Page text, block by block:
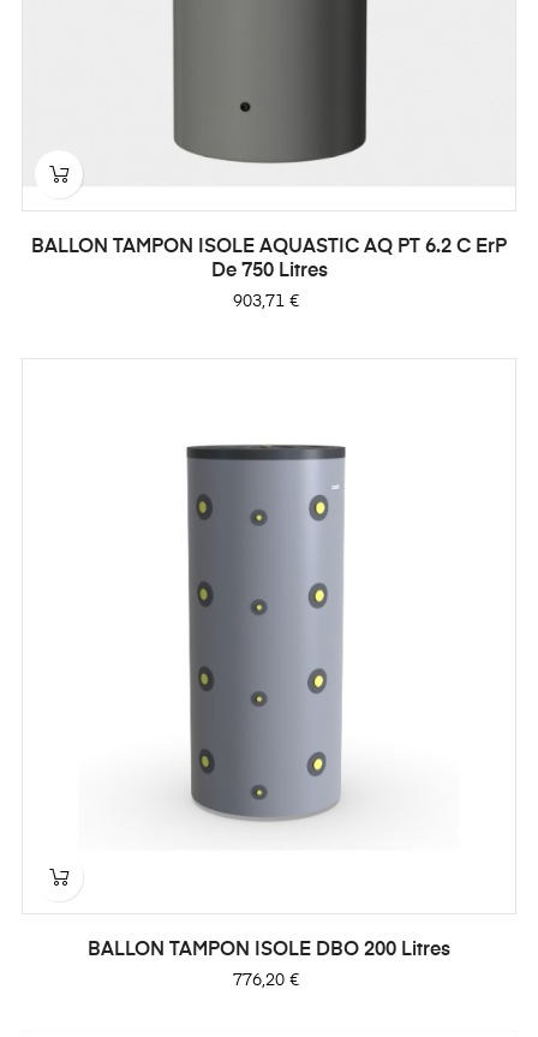
BALLON TAMPON ISOLE AQUASTIC AQ PT 6.2 C ErP
De 750 Litres
Prix
903,71 €
BALLON TAMPON ISOLE DBO 200 Litres
Prix
776,20 €